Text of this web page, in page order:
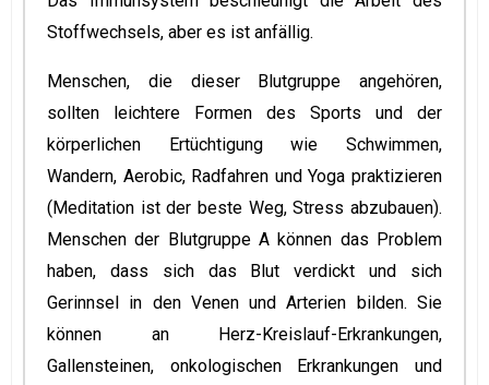
Stoffwechsels, aber es ist anfällig.
Menschen, die dieser Blutgruppe angehören,
sollten leichtere Formen des Sports und der
körperlichen Ertüchtigung wie Schwimmen,
Wandern, Aerobic, Radfahren und Yoga praktizieren
(Meditation ist der beste Weg, Stress abzubauen).
Menschen der Blutgruppe A können das Problem
haben, dass sich das Blut verdickt und sich
Gerinnsel in den Venen und Arterien bilden. Sie
können an Herz-Kreislauf-Erkrankungen,
Gallensteinen, onkologischen Erkrankungen und